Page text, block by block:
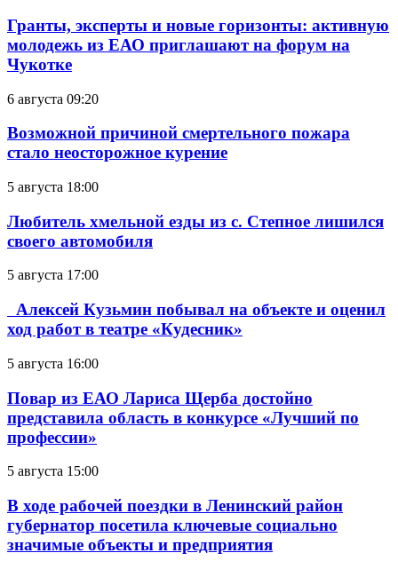
Гранты, эксперты и новые горизонты: активную
молодежь из ЕАО приглашают на форум на
Чукотке
6 августа 09:20
Возможной причиной смертельного пожара
стало неосторожное курение
5 августа 18:00
Любитель хмельной езды из с. Степное лишился
своего автомобиля
5 августа 17:00
Алексей Кузьмин побывал на объекте и оценил
ход работ в театре «Кудесник»
5 августа 16:00
Повар из ЕАО Лариса Щерба достойно
представила область в конкурсе «Лучший по
профессии»
5 августа 15:00
В ходе рабочей поездки в Ленинский район
губернатор посетила ключевые социально
значимые объекты и предприятия